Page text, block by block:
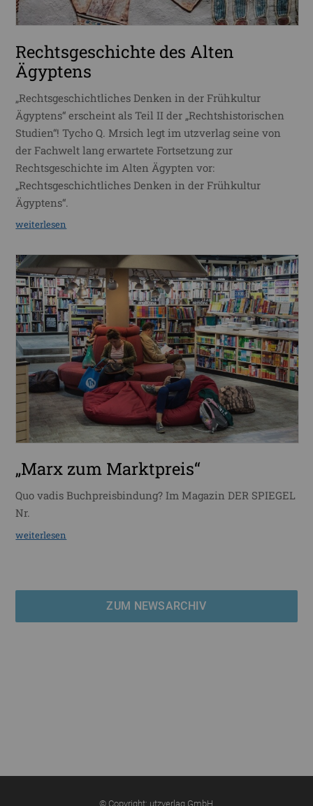
Rechtsgeschichte des Alten
Ägyptens
„Rechtsgeschichtliches Denken in der Frühkultur
Ägyptens“ erscheint als Teil II der „Rechtshistorischen
Studien“! Tycho Q. Mrsich legt im utzverlag seine von
der Fachwelt lang erwartete Fortsetzung zur
Rechtsgeschichte im Alten Ägypten vor:
„Rechtsgeschichtliches Denken in der Frühkultur
Ägyptens“.
weiterlesen
„Marx zum Marktpreis“
Quo vadis Buchpreisbindung? Im Magazin DER SPIEGEL
Nr.
weiterlesen
ZUM NEWSARCHIV
© Copyright: utzverlag GmbH